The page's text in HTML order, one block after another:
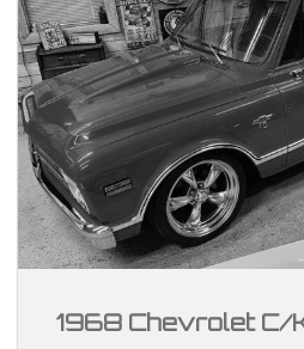
1968 Chevrolet C/